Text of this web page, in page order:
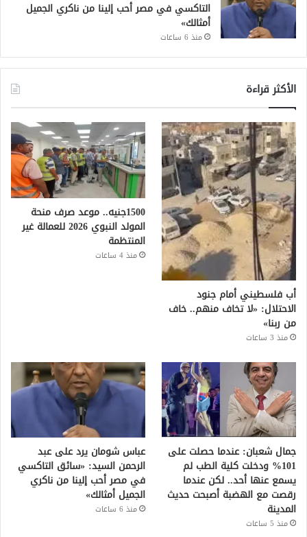
التاكسي في مصر أحب إلينا من ناكري الجميل
أمثالك»
منذ 6 ساعات
الأكثر قراءة
أب فلسطيني أمام جنود
الاحتلال: «لا تخاف منهم.. خاف
من ربنا»
منذ 3 ساعات
1500جنيه.. موعد صرف منحة
المولد النبوي 2026 للعمالة غير
المنتظمة
منذ 4 ساعات
جمال شعبان: عندما حصلت على
101% ودخلت كلية الطب لم
يسمع عنها أحد.. لكن عندما
رقصت مع الهضبة أصبحت حديث
المدينة
منذ 5 ساعات
عباس شومان يرد على عبد
الرحمن السيد: «سائق التاكسي
في مصر أحب إلينا من ناكري
الجميل أمثالك»
منذ 6 ساعات